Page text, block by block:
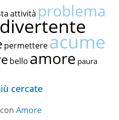
attività problema
divertente
permettereacume
bello amore paura
cercate
Amore